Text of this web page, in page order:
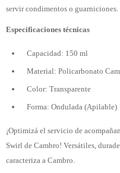
servir condimentos o guarniciones.
Especificaciones técnicas
Capacidad: 150 ml
Material: Policarbonato
Color: Transparente
Forma: Ondulada (Apilable)
¡Optimizá el servicio de
Swirl de Cambro! Versátiles,
caracteriza a Cambro.